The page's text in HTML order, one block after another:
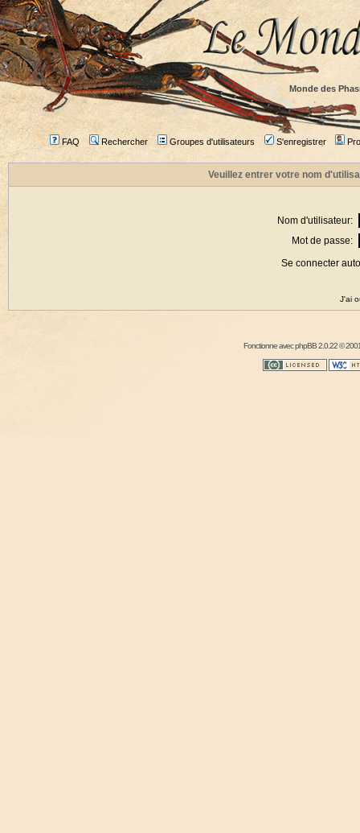
Monde des
FAQ Rechercher Groupes d'utilisateurs S'enregistrer
Veuillez entrer votre nom
Nom d'utilisateur:
Mot de passe:
Se connecter
J'ai
Fonctionne avecphpBB2.0.22 ©